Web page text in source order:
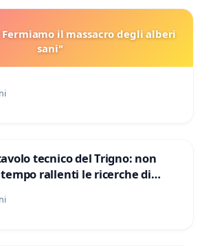
Fermiamo il massacro degli alberi
sani"
tecnico del Trigno: non
rallenti le ricerche di